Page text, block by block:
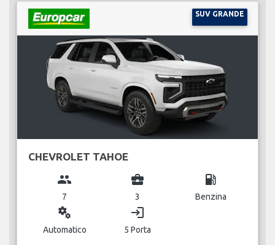
SUV GRANDE
CHEVROLET TAHOE
group
7
business_center
3
local_gas_station
Benzina
miscellaneous_services
Automatico
login
5 Porta